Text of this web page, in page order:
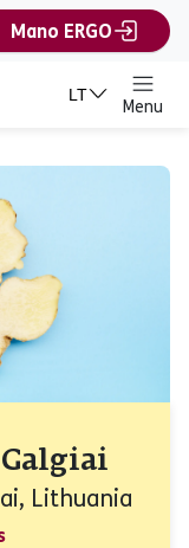
Mano ERGO
LT
Menu
Lithuania